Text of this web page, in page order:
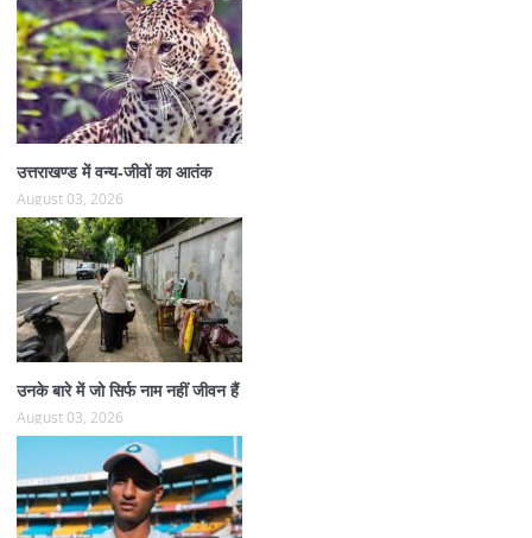
उत्तराखण्ड में वन्य-जीवों का आतंक
August 03, 2026
उनके बारे में जो सिर्फ नाम नहीं जीवन हैं
August 03, 2026